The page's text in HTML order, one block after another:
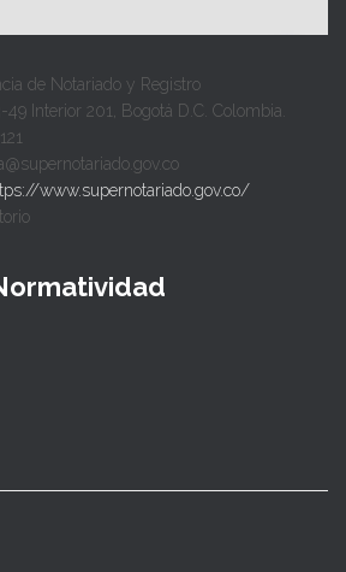
de Notariado y Registro
Interior 201, Bogotá D.C. Colombia.
www.supernotariado.gov.co/